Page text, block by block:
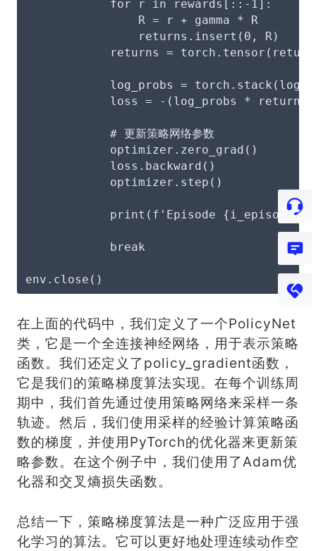
            for r in rewards[::-1]:
                R = r + gamma * R
                returns.insert(0, R)
returns =
log_probs =
loss = -(log_probs *
            # 更新策略网络参数
            optimizer.zero_grad()
            loss.backward()
            optimizer.step()
print(f'Episode {i_episode}:
            break
env.close()
在上面的代码中，我们定义了一个PolicyNet
类，它是一个全连接神经网络，用于表示策略
函数。我们还定义了policy_gradient函数，
它是我们的策略梯度算法实现。在每个训练周
期中，我们首先通过使用策略网络来采样一条
轨迹。然后，我们使用采样的经验计算策略函
数的梯度，并使用PyTorch的优化器来更新策
略参数。在这个例子中，我们使用了Adam优
化器和交叉熵损失函数。
总结一下，策略梯度算法是一种广泛应用于强
化学习的算法。它可以更好地处理连续动作空